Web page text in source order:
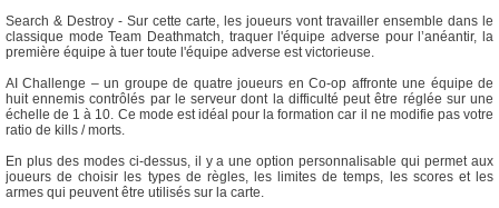
Search & Destroy - Sur cette carte, les joueurs vont travailler ensemble dans le
classique mode Team Deathmatch, traquer l'équipe adverse pour l’anéantir, la
première équipe à tuer toute l'équipe adverse est victorieuse.
AI Challenge – un groupe de quatre joueurs en Co-op affronte une équipe de
huit ennemis contrôlés par le serveur dont la difficulté peut être réglée sur une
échelle de 1 à 10. Ce mode est idéal pour la formation car il ne modifie pas votre
ratio de kills / morts.
En plus des modes ci-dessus, il y a une option personnalisable qui permet aux
joueurs de choisir les types de règles, les limites de temps, les scores et les
armes qui peuvent être utilisés sur la carte.